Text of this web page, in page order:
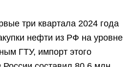
три квартала 2024 года
нефти из РФ на уровне
ГТУ, импорт этого